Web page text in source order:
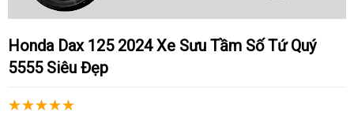
Honda Dax 125 2024 Xe Sưu Tầm Số Tứ Quý
5555 Siêu Đẹp